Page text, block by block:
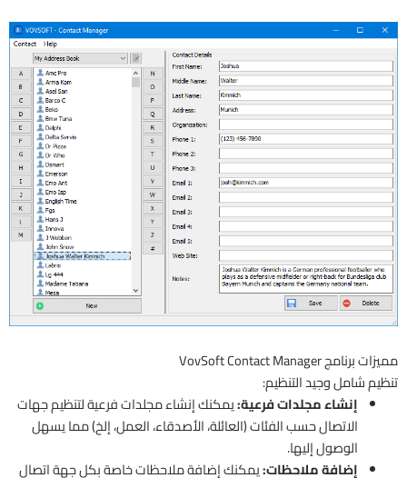
مميزات برنامج VovSoft Contact Manager
تنظيم شامل وجيد التنظيم:
إنشاء مجلدات فرعية:يمكنك إنشاء مجلدات فرعية لتنظيم جهات
الاتصال حسب الفئات (العائلة، الأصدقاء، العمل، إلخ) مما يسهل
الوصول إليها.
إضافة ملاحظات:يمكنك إضافة ملاحظات خاصة بكل جهة اتصال